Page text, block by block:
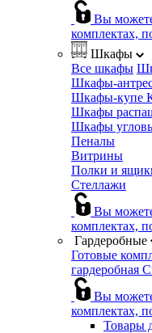
Вы
комплектах,
Шкафы
Все шкафы
Шкафы-
Шкафы-купе
Шкафы
Шкафы
Пеналы
Витрины
Полки и
Стеллажи
Вы
комплектах,
Гардеробные
Готовые
гардеробная
Вы
комплектах,
Товары